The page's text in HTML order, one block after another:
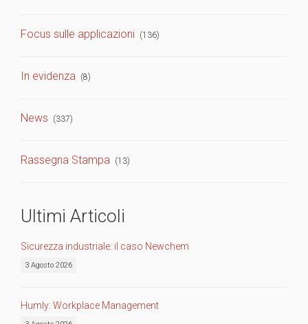
Focus sulle applicazioni (136)
In evidenza (8)
News (337)
Rassegna Stampa (13)
Ultimi Articoli
Sicurezza industriale: il caso Newchem
3 Agosto 2026
Humly: Workplace Management